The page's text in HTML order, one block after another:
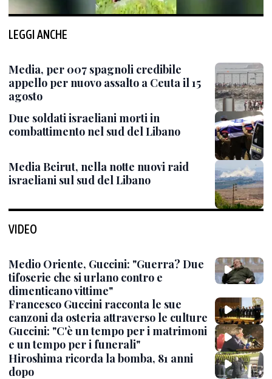
LEGGI ANCHE
Media, per 007 spagnoli credibile
appello per nuovo assalto a Ceuta il 15
agosto
Due soldati israeliani morti in
combattimento nel sud del Libano
Media Beirut, nella notte nuovi raid
israeliani sul sud del Libano
VIDEO
Medio Oriente, Guccini: "Guerra? Due
tifoserie che si urlano contro e
dimenticano vittime"
Francesco Guccini racconta le sue
canzoni da osteria attraverso le culture
Guccini: "C'è un tempo per i matrimoni
e un tempo per i funerali"
Hiroshima ricorda la bomba, 81 anni
dopo